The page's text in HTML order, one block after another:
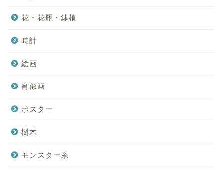
花・花瓶・鉢植
時計
絵画
肖像画
ポスター
樹木
モンスター系